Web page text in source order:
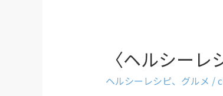
〈ヘルシー
ヘルシーレシピ、 グルメ /